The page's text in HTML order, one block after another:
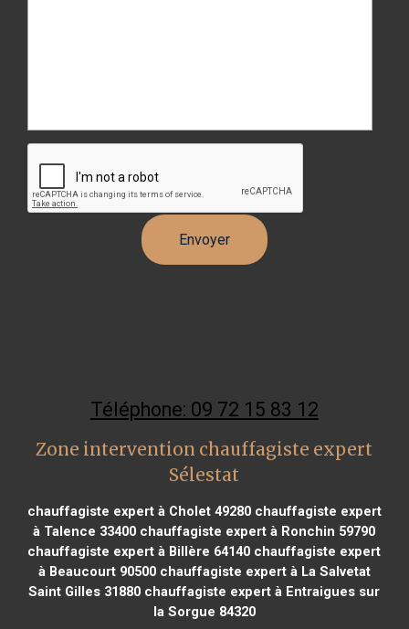
Téléphone: 09 72 15 83 12
Zone intervention chauffagiste expert
Sélestat
chauffagiste expert à Cholet 49280chauffagiste expert
à Talence 33400 chauffagiste expert à Ronchin 59790
chauffagiste expert à Billère 64140 chauffagiste expert
à Beaucourt 90500chauffagiste expert à La Salvetat
Saint Gilles 31880 chauffagiste expert à Entraigues sur
la Sorgue 84320